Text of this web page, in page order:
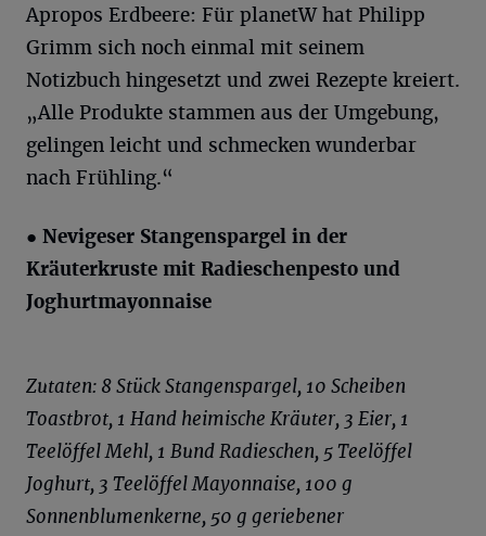
Apropos Erdbeere: Für planetW hat Philipp
Grimm sich noch einmal mit seinem
Notizbuch hingesetzt und zwei Rezepte kreiert.
„Alle Produkte stammen aus der Umgebung,
gelingen leicht und schmecken wunderbar
nach Frühling.“
● Nevigeser Stangenspargel in der
Kräuterkruste mit Radieschenpesto und
Joghurtmayonnaise
Zutaten: 8 Stück Stangenspargel, 10 Scheiben
Toastbrot, 1 Hand heimische Kräuter, 3 Eier, 1
Teelöffel Mehl, 1 Bund Radieschen, 5 Teelöffel
Joghurt, 3 Teelöffel Mayonnaise, 100 g
Sonnenblumenkerne, 50 g geriebener